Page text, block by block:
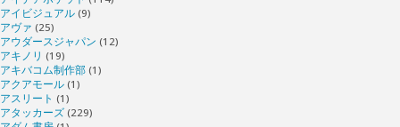
アイビジュアル (9)
アヴァ (25)
アウダースジャパン (12)
アキノリ (19)
アキバコム制作部 (1)
アクアモール (1)
アスリート (1)
アタッカーズ (229)